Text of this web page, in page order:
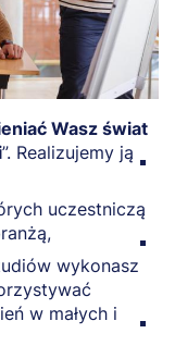
Wasz świat
”. Realizujemy ją
uczestniczą
wykonasz
w małych i